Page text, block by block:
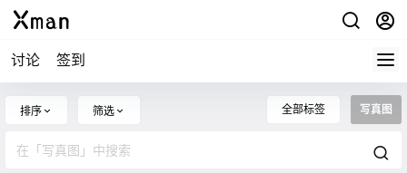
讨论 签到
排序 筛选 全部标签 写真图